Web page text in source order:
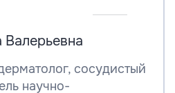
Валерьевна
сосудистый
научно-